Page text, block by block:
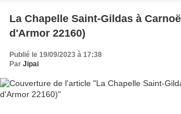
La Chapelle Saint-Gildas à
d'Armor 22160)
Publié le 19/09/2023 à 17:38
Par Jipai